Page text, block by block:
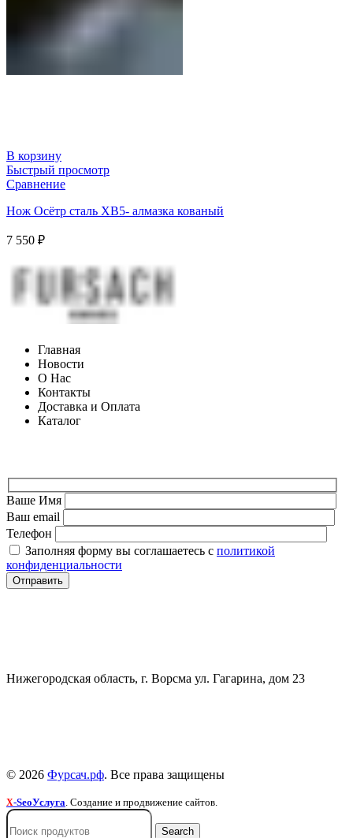
В корзину
Быстрый просмотр
Сравнение
Нож Осётр сталь ХВ5- алмазка кованый
7 550 ₽
Главная
Новости
О Нас
Контакты
Доставка и Оплата
Каталог
Ваше Имя
Ваш email
Телефон
Заполняя форму вы соглашаетесь с политикой
конфиденциальности
Нижегородская область, г. Ворсма ул. Гагарина, дом 23
© 2026 Фурсач.рф. Все права защищены
X-SeoУслуга. Создание и продвижение сайтов.
Search